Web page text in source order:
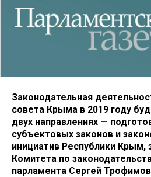
Законодательная
совета Крыма в 2019 году
двух направлениях —
субъектовых законов и
инициатив Республики Крым,
Комитета по
парламента Сергей